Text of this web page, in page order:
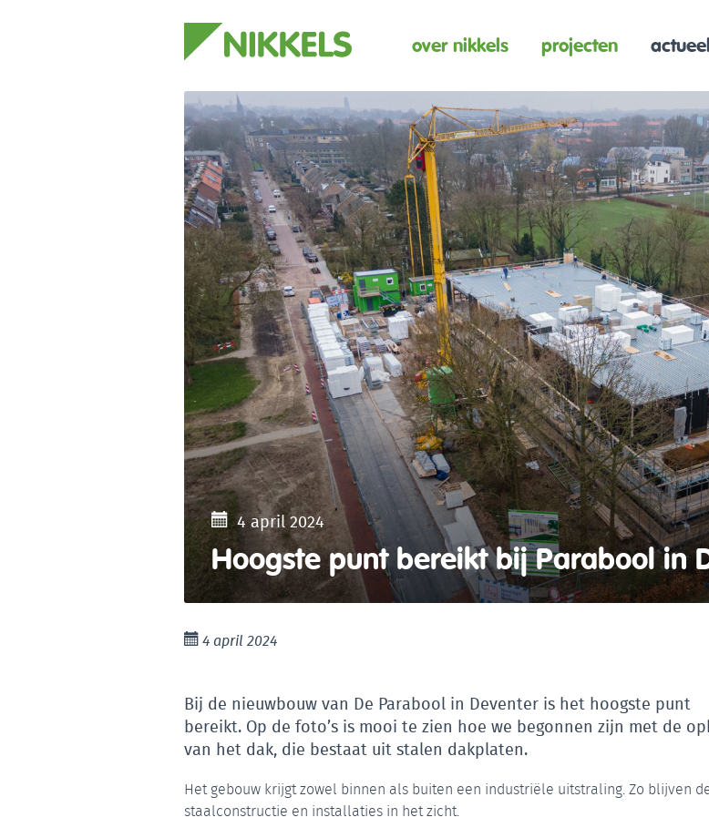
over nikkels projecten actueel
4 april 2024
Hoogste punt bereikt bij Parabool in
4 april 2024
Bij de nieuwbouw van De Parabool in Deventer is het hoogste punt
bereikt. Op de foto’s is mooi te zien hoe we begonnen zijn met de
van het dak, die bestaat uit stalen dakplaten.
Het gebouw krijgt zowel binnen als buiten een industriële uitstraling. Zo blijven
staalconstructie en installaties in het zicht.